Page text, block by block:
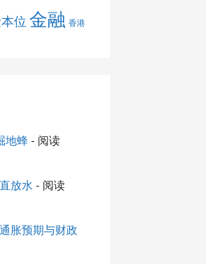
位 金融 香港
地蜂- 阅读
放水 - 阅读
胀预期与财政